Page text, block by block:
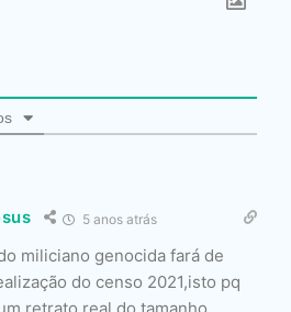
5 anos atrás
miliciano genocida fará de
do censo 2021,isto pq
retrato real do tamanho